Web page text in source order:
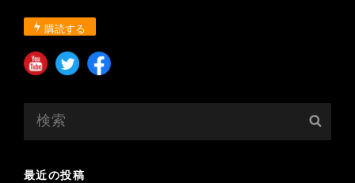
購読する
最近の投稿